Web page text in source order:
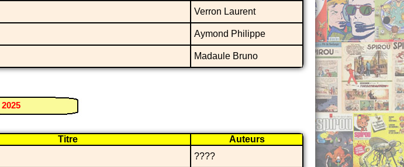
Verron Laurent
Aymond Philippe
Madaule Bruno
2025
Titre
Auteurs
????